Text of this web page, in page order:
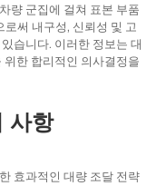
량 군집에 걸쳐 표본 부품
써 내구성, 신뢰성 및 고
습니다. 이러한 정보는 대
한 합리적인 의사결정을
사항
효과적인 대량 조달 전략